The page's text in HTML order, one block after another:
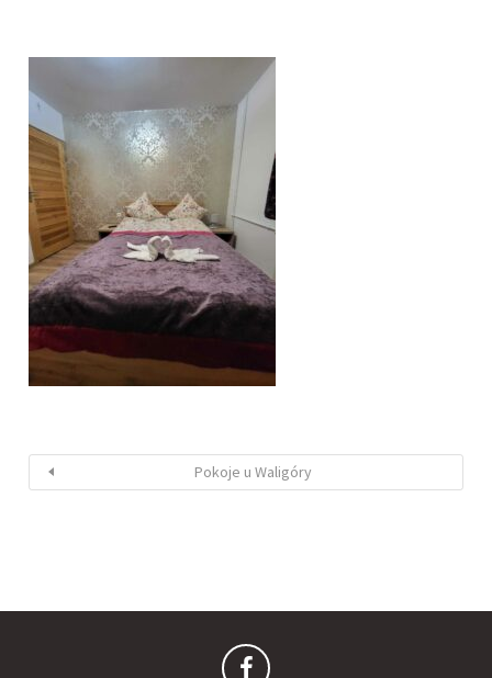
Pokoje u Waligóry